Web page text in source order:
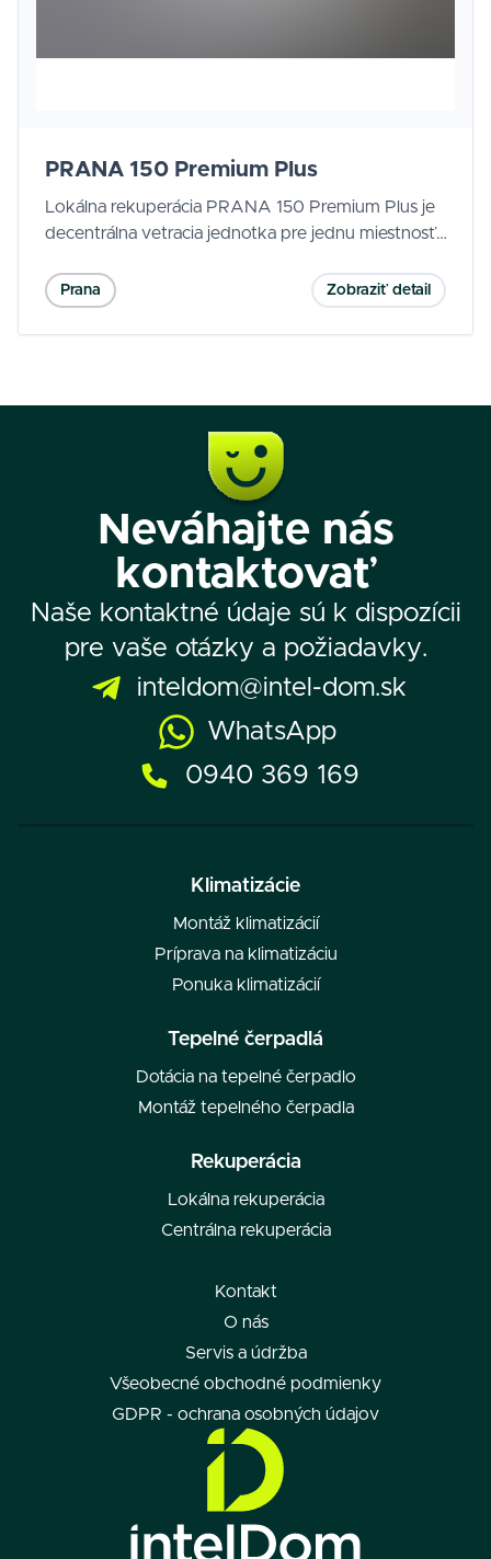
PRANA 150 Premium Plus
Lokálna rekuperácia PRANA 150 Premium Plus je
decentrálna vetracia jednotka pre jednu miestnosť,
pri minimálnych tepelných stratách. Vďaka
medenému výmenníku s účinnosťou rekuperácie
až do 95 %, súčasnému prívodu aj odvodu
Prana Zobraziť detail
Neváhajte nás
kontaktovať
Naše kontaktné údaje sú k dispozícii
pre vaše otázky a požiadavky.
inteldom@intel-dom.sk
WhatsApp
0940 369 169
Klimatizácie
Montáž klimatizácií
Príprava na klimatizáciu
Ponuka klimatizácií
Tepelné čerpadlá
Dotácia na tepelné čerpadlo
Montáž tepelného čerpadla
Rekuperácia
Lokálna rekuperácia
Centrálna rekuperácia
Kontakt
O nás
Servis a údržba
Všeobecné obchodné podmienky
GDPR - ochrana osobných údajov